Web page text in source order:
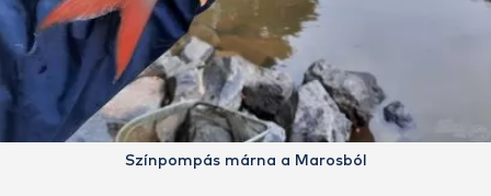
Színpompás márna a Marosból